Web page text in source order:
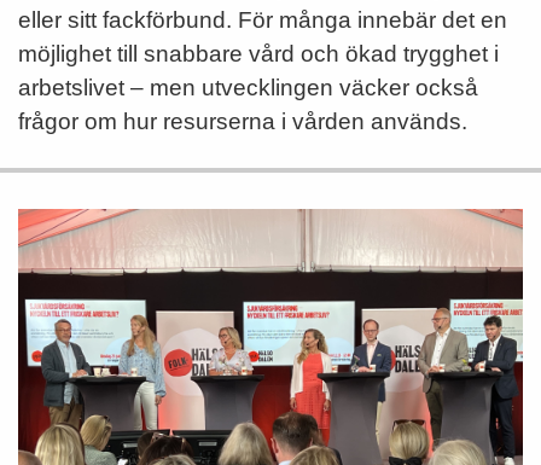
eller sitt fackförbund. För många innebär det en
möjlighet till snabbare vård och ökad trygghet i
arbetslivet – men utvecklingen väcker också
frågor om hur resurserna i vården används.